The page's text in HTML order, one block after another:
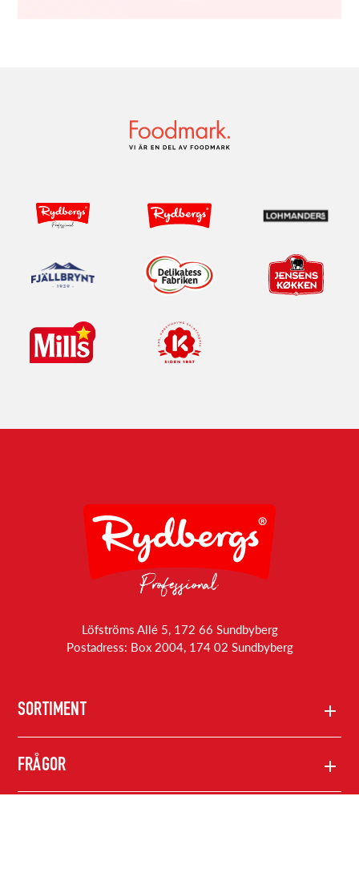
Löfströms Allé 5, 172 66 Sundbyberg
Postadress: Box 2004, 174 02 Sundbyberg
SORTIMENT
Produkter
FRÅGOR